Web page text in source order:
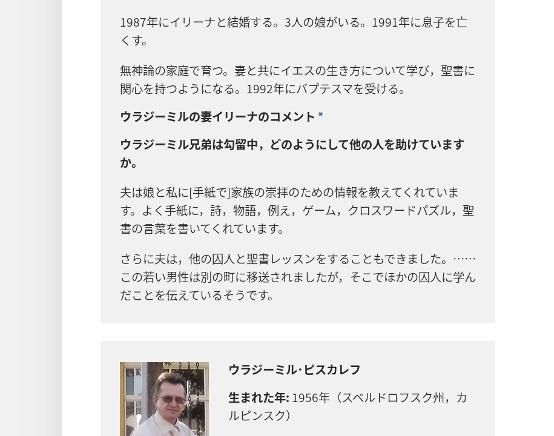
1987年にイリーナと結婚する。3人の娘がいる。1991年に息子を亡
くす。
無神論の家庭で育つ。妻と共にイエスの生き方について学び，聖書に
関心を持つようになる。1992年にバプテスマを受ける。
ウラジーミルの妻イリーナのコメント a
ウラジーミル兄弟は勾留中，どのようにして他の人を助けています
か。
夫は娘と私に[手紙で]家族の崇拝のための情報を教えてくれていま
す。よく手紙に，詩，物語，例え，ゲーム，クロスワードパズル，聖
書の言葉を書いてくれています。
さらに夫は，他の囚人と聖書レッスンをすることもできました。……
この若い男性は別の町に移送されましたが，そこでほかの囚人に学ん
だことを伝えているそうです。
ウラジーミル･ピスカレフ
生まれた年: 1956年（スベルドロフスク州，カ
ルピンスク）